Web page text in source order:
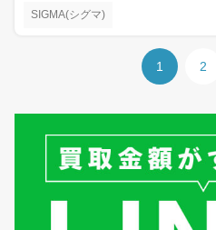
SIGMA(シグマ)
1 2